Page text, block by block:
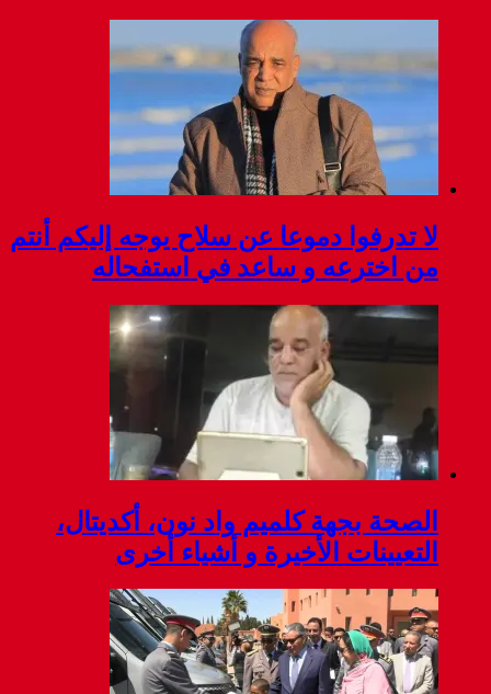
سلاح يوجه إليكم أنتم
في استفحاله
نون، أكديتال،
و أشياء أخرى